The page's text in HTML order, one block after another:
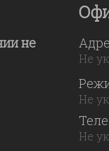
не
Не
Не
Не